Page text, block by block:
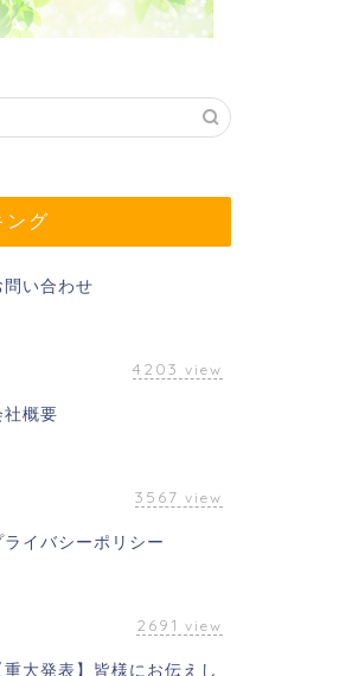
ング
問い合わせ
4203 view
社概要
3567 view
ライバシーポリシー
2691 view
重大発表】皆様にお伝えし